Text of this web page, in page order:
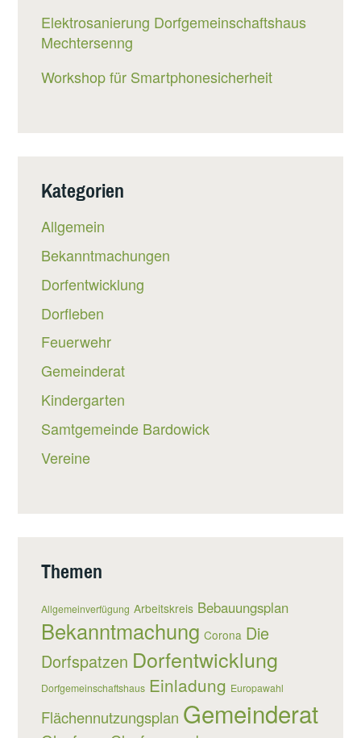
Elektrosanierung Dorfgemeinschaftshaus
Mechtersenng
Workshop für Smartphonesicherheit
Kategorien
Allgemein
Bekanntmachungen
Dorfentwicklung
Dorfleben
Feuerwehr
Gemeinderat
Kindergarten
Samtgemeinde Bardowick
Vereine
Themen
Allgemeinverfügung Arbeitskreis Bebauungsplan
Bekanntmachung Corona Die
Dorfspatzen Dorfentwicklung
Dorfgemeinschaftshaus Einladung Europawahl
Flächennutzungsplan Gemeinderat